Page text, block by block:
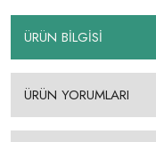
ÜRÜN BİLGİSİ
ÜRÜN YORUMLARI